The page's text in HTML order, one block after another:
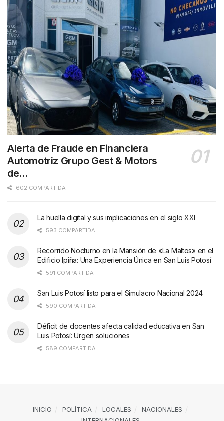
Alerta de Fraude en Financiera
Automotriz Grupo Gest & Motors
de…
602 COMPARTIDA
La huella digital y sus implicaciones en el siglo XXI
593 COMPARTIDA
Recorrido Nocturno en la Mansión de «La Maltos» en el
Edificio Ipiña: Una Experiencia Única en San Luis Potosí
591 COMPARTIDA
San Luis Potosí listo para el Simulacro Nacional 2024
590 COMPARTIDA
Déficit de docentes afecta calidad educativa en San
Luis Potosí: Urgen soluciones
589 COMPARTIDA
INICIO POLÍTICA LOCALES
NACIONALES